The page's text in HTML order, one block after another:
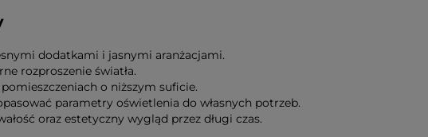
dodatkami i jasnymi aranżacjami.
rozproszenie światła.
o niższym suficie.
parametry oświetlenia do własnych potrzeb.
oraz estetyczny wygląd przez długi czas.